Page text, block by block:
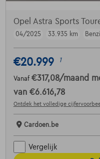
Opel Astra Sports
04/2025
33.935 km
€20.999 1
Vanaf €317,08/maand
van €6.616,78
Ontdek het volledige
Cardoen.be
Vergelijk